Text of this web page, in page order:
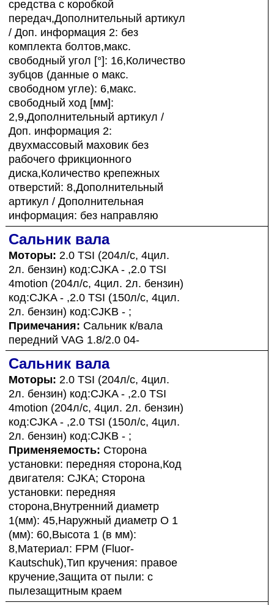
средства с коробкой
передач,Дополнительный артикул
/ Доп. информация 2: без
комплекта болтов,макс.
свободный угол [°]: 16,Количество
зубцов (данные о макс.
свободном угле): 6,макс.
свободный ход [мм]:
2,9,Дополнительный артикул /
Доп. информация 2:
двухмассовый маховик без
рабочего фрикционного
диска,Количество крепежных
отверстий: 8,Дополнительный
артикул / Дополнительная
информация: без направляю
Сальник вала
Моторы: 2.0 TSI (204л/с, 4цил.
2л. бензин) код:CJKA - ,2.0 TSI
4motion (204л/с, 4цил. 2л. бензин)
код:CJKA - ,2.0 TSI (150л/с, 4цил.
2л. бензин) код:CJKB - ;
Примечания: Сальник к/вала
передний VAG 1.8/2.0 04-
Сальник вала
Моторы: 2.0 TSI (204л/с, 4цил.
2л. бензин) код:CJKA - ,2.0 TSI
4motion (204л/с, 4цил. 2л. бензин)
код:CJKA - ,2.0 TSI (150л/с, 4цил.
2л. бензин) код:CJKB - ;
Применяемость: Сторона
установки: передняя сторона,Код
двигателя: CJKA; Сторона
установки: передняя
сторона,Внутренний диаметр
1(мм): 45,Наружный диаметр O 1
(мм): 60,Высота 1 (в мм):
8,Материал: FPM (Fluor-
Kautschuk),Тип кручения: правое
кручение,Защита от пыли: с
пылезащитным краем